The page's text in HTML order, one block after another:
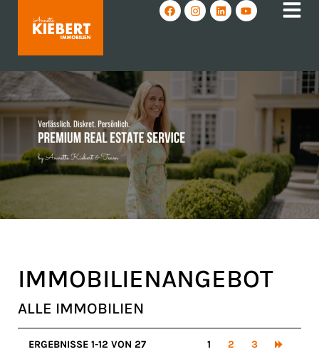
IMMOBILIEN­ANGEBOT
ALLE IMMOBILIEN
ERGEBNISSE 1-12 VON 27 1 2 3